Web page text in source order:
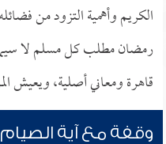
الكريم وأهمية التزود من
رمضان مطلب كل مسلم لا
قاهرة ومعاني أصلية، ويعيش
وقفة مع آية الصيام